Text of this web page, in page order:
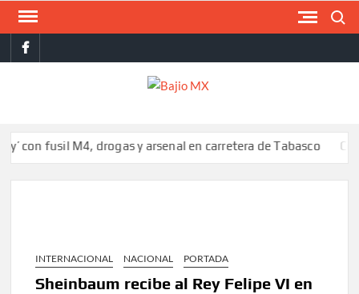
Saltar
contenidofacebook
M4, drogas y arsenal en carretera de Tabasco Colombia
INTERNACIONAL NACIONAL PORTADA
Sheinbaum recibe al Rey Felipe VI en